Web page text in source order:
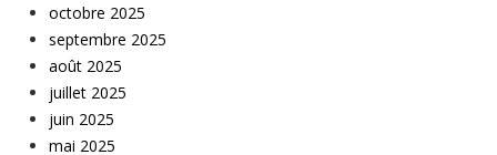
octobre 2025
septembre 2025
août 2025
juillet 2025
juin 2025
mai 2025